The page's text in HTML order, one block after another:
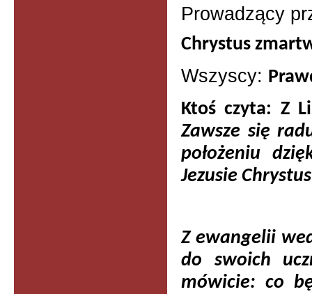
Prowadzący
Chrystus
Wszyscy:
Ktoś czyta: Z
Zawsze się
położeniu
Jezusie
Z ewangelii
do swoich
mówicie: co